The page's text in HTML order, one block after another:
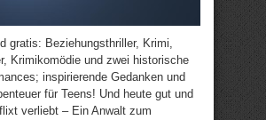
gratis: Beziehungsthriller, Krimi,
Krimikomödie und zwei historische
inspirierende Gedanken und
für Teens! Und heute gut und
verliebt – Ein Anwalt zum